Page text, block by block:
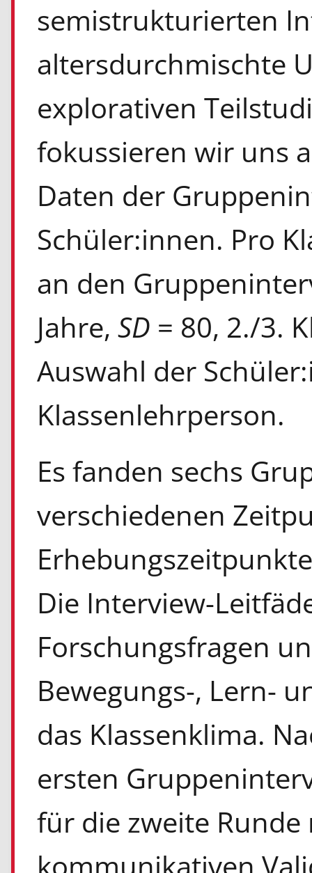
semistrukturierten
altersdurchmischte
explorativen
fokussieren wir uns
Daten der
Schüler:innen. Pro
an den
Jahre, SD = 80, 2./3.
Auswahl der
Klassenlehrperson.
Es fanden sechs
verschiedenen
Die Interview-
Forschungsfragen
Bewegungs-, Lern-
das Klassenklima.
ersten
für die zweite